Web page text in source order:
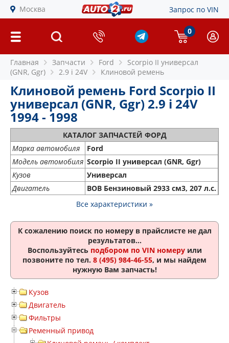
Москва Запрос по VIN
0
Главная Запчасти Ford
Scorpio II универсал
(GNR, Ggr)
2.9 i 24V Клиновой ремень
Клиновой ремень Ford Scorpio II
универсал (GNR, Ggr) 2.9 i 24V
1994 - 1998
КАТАЛОГ ЗАПЧАСТЕЙ ФОРД
Марка автомобиля
Ford
Модель автомобиля Scorpio II универсал (GNR, Ggr)
Кузов
Универсал
Двигатель
BOB Бензиновый 2933 см3, 207 л.с.
Все характеристики »
К сожалению поиск по номеру в прайслисте не дал
результатов...
Воспользуйтесь подбором по VIN номеруили
позвоните по тел. 8 (495) 984-46-55, и мы найдем
нужную Вам запчасть!
Кузов
Двигатель
Фильтры
Ременный привод